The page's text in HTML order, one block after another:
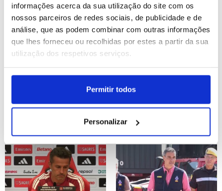
informações acerca da sua utilização do site com os
nossos parceiros de redes sociais, de publicidade e de
análise, que as podem combinar com outras informações
que lhes forneceu ou recolhidas por estes a partir da sua
utilização dos respetivos serviços.
Permitir todos
Personalizar
Lucro do BCP sobe quase
13% para 565,8 ME no 1.º
Date: 29/07/2026 20:28
LE: Marco Silva aponta a
entrada forte na Luz e
internacionais (editado)
ID: 47537998